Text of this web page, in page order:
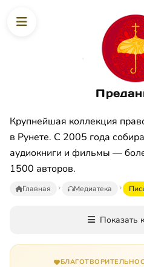
Крупнейшая коллекция
в Рунете. С 2005 года
аудиокниги и фильмы —
1500 авторов.
Главная Медиатека
Показать